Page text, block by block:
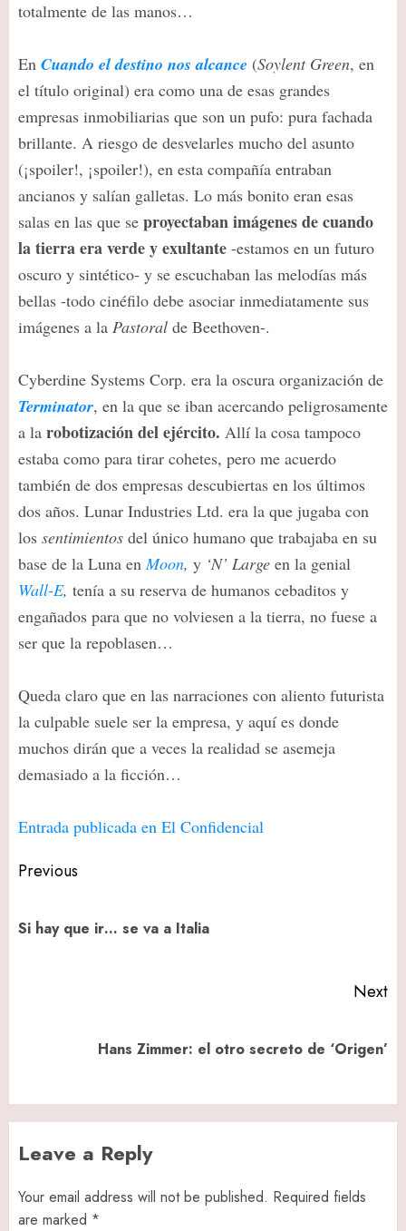
totalmente de las manos…
En Cuando el destino nos alcance (Soylent Green, en
el título original) era como una de esas grandes
empresas inmobiliarias que son un pufo: pura fachada
brillante. A riesgo de desvelarles mucho del asunto
(¡spoiler!, ¡spoiler!), en esta compañía entraban
ancianos y salían galletas. Lo más bonito eran esas
salas en las que se proyectaban imágenes de cuando
la tierra era verde y exultante -estamos en un futuro
oscuro y sintético- y se escuchaban las melodías más
bellas -todo cinéfilo debe asociar inmediatamente sus
imágenes a la Pastoral de Beethoven-.
Cyberdine Systems Corp. era la oscura organización de
Terminator, en la que se iban acercando peligrosamente
a la robotización del ejército. Allí la cosa tampoco
estaba como para tirar cohetes, pero me acuerdo
también de dos empresas descubiertas en los últimos
dos años. Lunar Industries Ltd. era la que jugaba con
los sentimientos del único humano que trabajaba en su
base de la Luna enMoon, y ‘N’ Large en la genial
Wall-E, tenía a su reserva de humanos cebaditos y
engañados para que no volviesen a la tierra, no fuese a
ser que la repoblasen…
Queda claro que en las narraciones con aliento futurista
la culpable suele ser la empresa, y aquí es donde
muchos dirán que a veces la realidad se asemeja
demasiado a la ficción…
Entrada publicada en El Confidencial
Post
Previous
Si hay que ir… se va a Italia
Next
Hans Zimmer: el otro secreto de ‘Origen’
Leave a Reply
Your email address will not be published. Required fields
are marked *